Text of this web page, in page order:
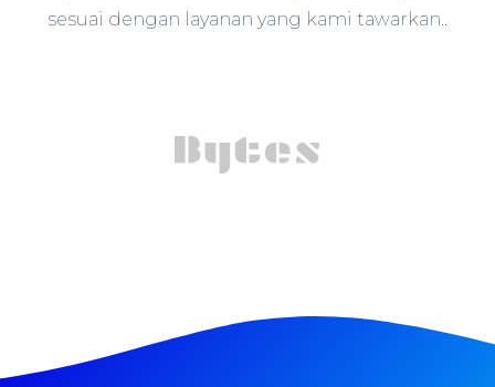
sesuai dengan layanan yang kami tawarkan..